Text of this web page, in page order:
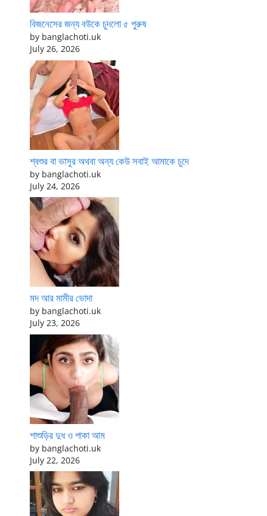
বিজনেসের জন্য বউকে চুদলো ৫ পুরুষ
by banglachoti.uk
July 26, 2026
শ্বশুর বা ভাসুর অথবা অন্য কেউ সবাই আমাকে চুদে
by banglachoti.uk
July 24, 2026
মদ আর মামীর ভোদা
by banglachoti.uk
July 23, 2026
শাশুড়ির দুধ ও পাকা আম
by banglachoti.uk
July 22, 2026